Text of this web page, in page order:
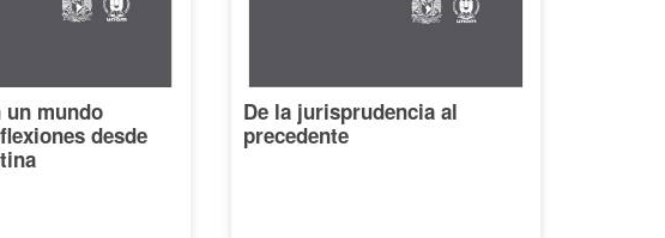
un mundo
desde
De la jurisprudencia al
precedente